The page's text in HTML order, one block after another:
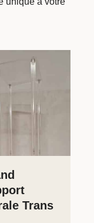
Trans